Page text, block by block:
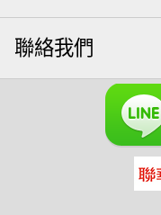
卡廸那 95℃鮮脆
調味
減糖日記 芥末
VA 萬歲牌 總匯
開心果 萬歲牌
萬歲牌 堅果小
聯絡我們